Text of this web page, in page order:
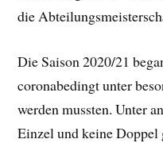
die
Die Saison 2020/21
coronabedingt unter
werden mussten. Unter
Einzel und keine